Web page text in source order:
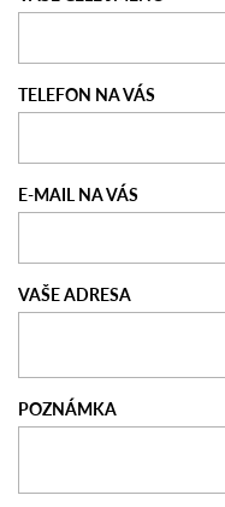
TELEFON NA VÁS
E-MAIL NA VÁS
VAŠE ADRESA
POZNÁMKA